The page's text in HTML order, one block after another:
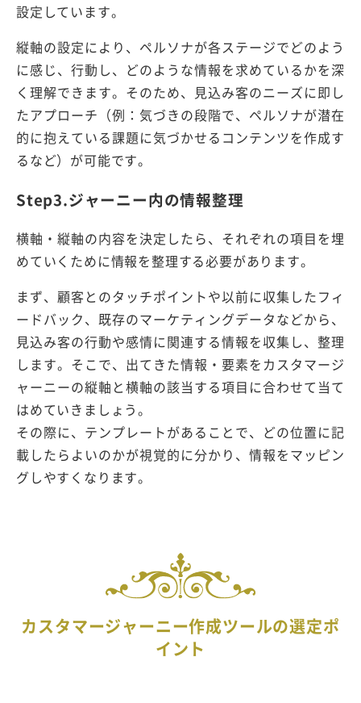
設定しています。
縦軸の設定により、ペルソナが各ステージでどのよう
に感じ、行動し、どのような情報を求めているかを深
く理解できます。そのため、見込み客のニーズに即し
たアプローチ（例：気づきの段階で、ペルソナが潜在
的に抱えている課題に気づかせるコンテンツを作成す
るなど）が可能です。
Step3.ジャーニー内の情報整理
横軸・縦軸の内容を決定したら、それぞれの項目を埋
めていくために情報を整理する必要があります。
まず、顧客とのタッチポイントや以前に収集したフィ
ードバック、既存のマーケティングデータなどから、
見込み客の行動や感情に関連する情報を収集し、整理
します。そこで、出てきた情報・要素をカスタマージ
ャーニーの縦軸と横軸の該当する項目に合わせて当て
はめていきましょう。
その際に、テンプレートがあることで、どの位置に記
載したらよいのかが視覚的に分かり、情報をマッピン
グしやすくなります。
カスタマージャーニー作成ツールの選定ポ
イント